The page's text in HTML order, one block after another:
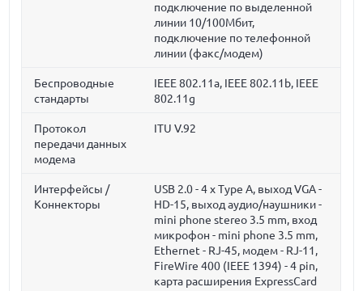
подключение по выделенной
линии 10/100Мбит,
подключение по телефонной
линии (факс/модем)
Беспроводные
стандарты
IEEE 802.11a, IEEE 802.11b, IEEE
802.11g
Протокол
передачи данных
модема
ITU V.92
Интерфейсы /
Коннекторы
USB 2.0 - 4 x Type A, выход VGA -
HD-15, выход аудио/наушники -
mini phone stereo 3.5 mm, вход
микрофон - mini phone 3.5 mm,
Ethernet - RJ-45, модем - RJ-11,
FireWire 400 (IEEE 1394) - 4 pin,
карта расширения ExpressCard